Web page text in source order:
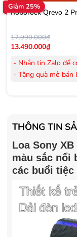
Giảm 25%
Roborock Qrevo 2
17.990.000₫
13.490.000₫
- Nhắn tin Zalo để
- Tặng quà mở bán
- Tặng Voucher trị
mua Máy lọc
- Cam kết hàng
- Lắp đặt, HDSD
Hà Nội, Hồ Chí
- Bảo hành 24
THÔNG TIN
Loa Sony XB
màu sắc nổi
các buổi tiệc